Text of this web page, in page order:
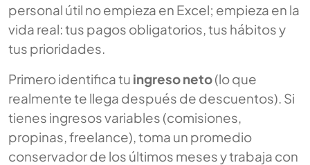
personal útil no empieza en Excel; empieza en la
vida real: tus pagos obligatorios, tus hábitos y
tus prioridades.
Primero identifica tu ingreso neto(lo que
realmente te llega después de descuentos). Si
tienes ingresos variables (comisiones,
propinas, freelance), toma un promedio
conservador de los últimos meses y trabaja con